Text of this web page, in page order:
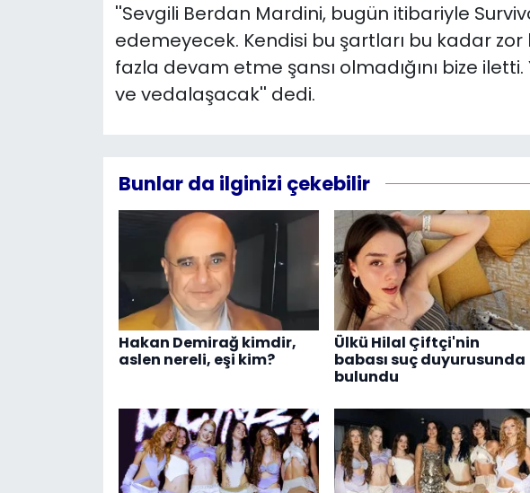
''Sevgili Berdan Mardini, bugün itibariyle
edemeyecek. Kendisi bu şartları bu kadar
fazla devam etme şansı olmadığını bize iletti.
ve vedalaşacak'' dedi.
Bunlar da ilginizi çekebilir
Hakan Demirağ kimdir,
aslen nereli, eşi kim?
Ülkü Hilal Çiftçi'nin
babası suç duyurusunda
bulundu